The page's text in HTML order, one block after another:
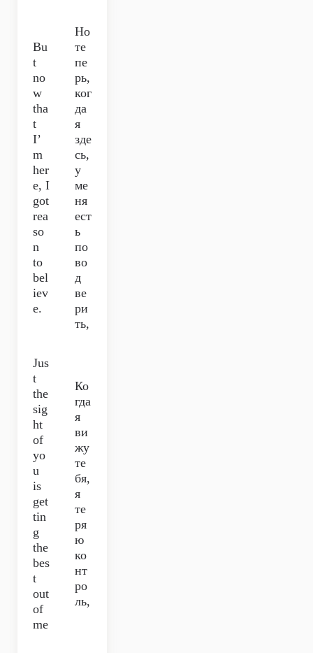
Bu
t
no
w
tha
t
I’
m
her
e, I
got
rea
so
n
to
bel
iev
e.
Но
те
пе
рь,
ког
да
я
зде
сь,
у
ме
ня
ест
ь
по
во
д
ве
ри
ть,
Jus
t
the
sig
ht
of
yo
u
is
get
tin
g
the
bes
t
out
of
me
Ко
гда
я
ви
жу
те
бя,
я
те
ря
ю
ко
нт
ро
ль,